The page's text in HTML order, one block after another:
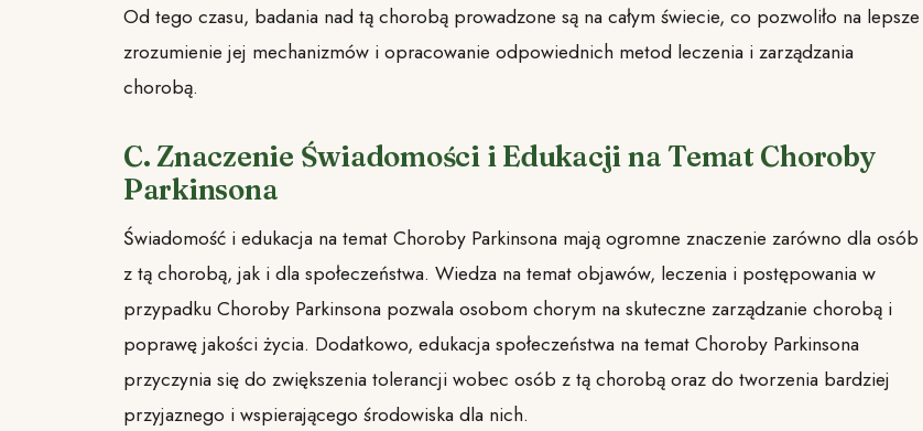
Od tego czasu, badania nad tą chorobą prowadzone są na całym świecie, co pozwoliło na lepsze
zrozumienie jej mechanizmów i opracowanie odpowiednich metod leczenia i zarządzania
chorobą.
C. Znaczenie Świadomości i Edukacji na Temat Choroby
Parkinsona
Świadomość i edukacja na temat Choroby Parkinsona mają ogromne znaczenie zarówno dla osób
z tą chorobą, jak i dla społeczeństwa. Wiedza na temat objawów, leczenia i postępowania w
przypadku Choroby Parkinsona pozwala osobom chorym na skuteczne zarządzanie chorobą i
poprawę jakości życia. Dodatkowo, edukacja społeczeństwa na temat Choroby Parkinsona
przyczynia się do zwiększenia tolerancji wobec osób z tą chorobą oraz do tworzenia bardziej
przyjaznego i wspierającego środowiska dla nich.